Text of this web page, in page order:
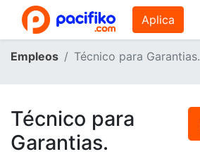
Aplica
Empleos Técnico para Garantias.
Técnico para
Garantias.